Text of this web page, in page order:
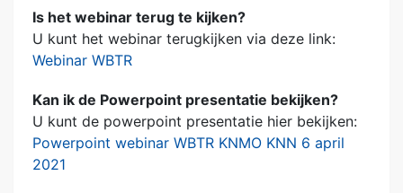
Is het webinar terug te kijken?
U kunt het webinar terugkijken via deze link:
Webinar WBTR
Kan ik de Powerpoint presentatie bekijken?
U kunt de powerpoint presentatie hier bekijken:
Powerpoint webinar WBTR KNMO KNN 6 april
2021